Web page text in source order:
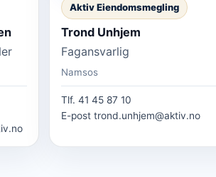
Aktiv Eiendomsmegling
Trond Unhjem
Fagansvarlig
Namsos
Tlf. 41 45 87 10
E-post trond.unhjem@aktiv.no